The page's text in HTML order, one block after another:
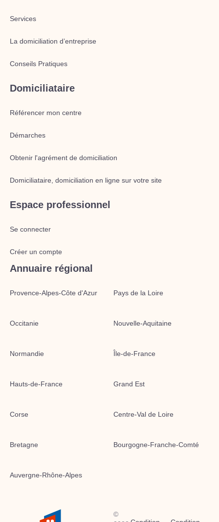
Services
La domiciliation d’entreprise
Conseils Pratiques
Domiciliataire
Référencer mon centre
Démarches
Obtenir l'agrément de domiciliation
Domiciliataire, domiciliation en ligne sur votre site
Espace professionnel
Se connecter
Créer un compte
Annuaire régional
Provence-Alpes-Côte d'Azur Pays de la Loire
Occitanie Nouvelle-Aquitaine
Normandie Île-de-France
Hauts-de-France Grand Est
Corse Centre-Val de Loire
Bretagne Bourgogne-Franche-Comté
Auvergne-Rhône-Alpes
©